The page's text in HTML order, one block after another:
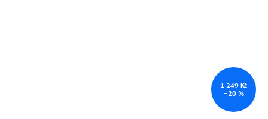
1 249 Kč
–20 %